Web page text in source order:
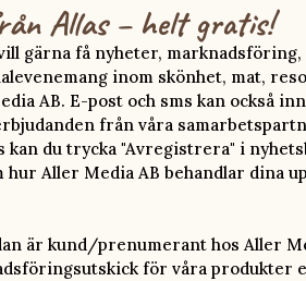
Allas – helt gratis!
gärna få nyheter,
inom skönhet, mat,
AB. E-post och sms kan också
från våra
kan du trycka "Avregistrera" i
hur Aller Media AB behandlar dina
är kund/prenumerant hos Aller
för våra produkter